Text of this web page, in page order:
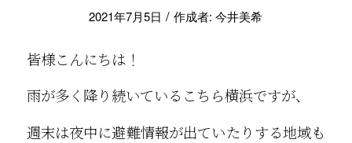
2021年7月5日 / 作成者:今井美希
皆様こんにちは！
雨が多く降り続いているこちら横浜ですが、
週末は夜中に避難情報が出ていたりする地域も